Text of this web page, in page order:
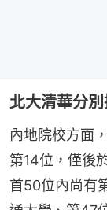
北大清華分
內地院校方面
第14位，僅後
首50位內尚有